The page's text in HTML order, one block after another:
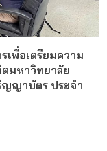
เพื่อเตรียมความ
มหาวิทยาลัย
ญญาบัตร ประจำ